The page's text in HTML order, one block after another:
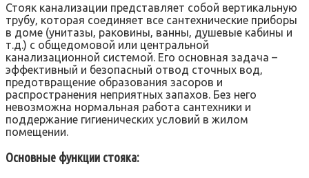
Стояк канализации представляет собой вертикальную
трубу‚ которая соединяет все сантехнические приборы
в доме (унитазы‚ раковины‚ ванны‚ душевые кабины и
т.д.) с общедомовой или центральной
канализационной системой. Его основная задача –
эффективный и безопасный отвод сточных вод‚
предотвращение образования засоров и
распространения неприятных запахов. Без него
невозможна нормальная работа сантехники и
поддержание гигиенических условий в жилом
помещении.
Основные функции стояка: